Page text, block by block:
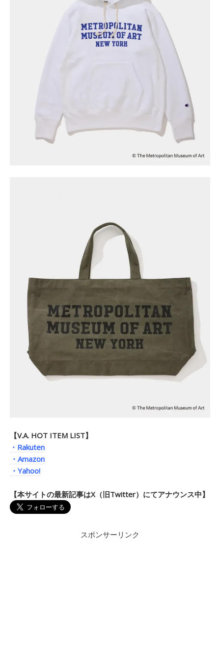
【V.A. HOT ITEM LIST】
・Rakuten
・Amazon
・Yahoo!
【本サイトの最新記事はX（旧Twitter）にてアナウンス中】
スポンサーリンク